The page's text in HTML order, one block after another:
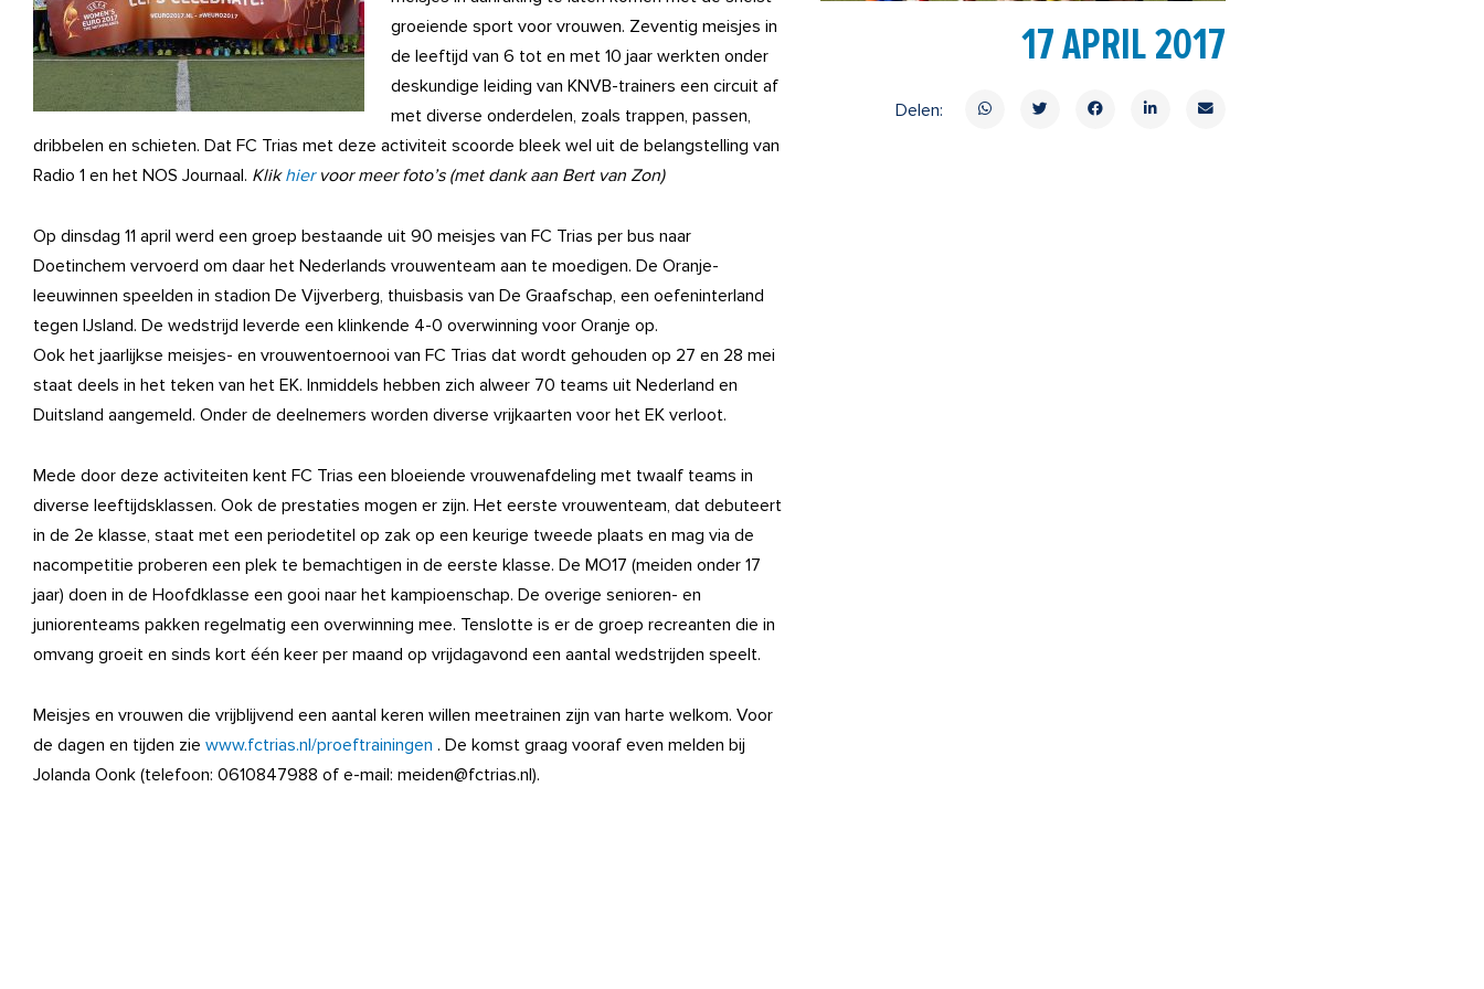
groeiende sport voor vrouwen. Zeventig meisjes in
de leeftijd van 6 tot en met 10 jaar werkten onder
deskundige leiding van KNVB-trainers een circuit af
met diverse onderdelen, zoals trappen, passen,
dribbelen en schieten. Dat FC Trias met deze activiteit scoorde bleek wel uit de belangstelling van
Radio 1 en het NOS Journaal. Klikhiervoor meer foto’s (met dank aan Bert van Zon)
Op dinsdag 11 april werd een groep bestaande uit 90 meisjes van FC Trias per bus naar
Doetinchem vervoerd om daar het Nederlands vrouwenteam aan te moedigen. De Oranje-
leeuwinnen speelden in stadion De Vijverberg, thuisbasis van De Graafschap, een oefeninterland
tegen IJsland. De wedstrijd leverde een klinkende 4-0 overwinning voor Oranje op.
Ook het jaarlijkse meisjes- en vrouwentoernooi van FC Trias dat wordt gehouden op 27 en 28 mei
staat deels in het teken van het EK. Inmiddels hebben zich alweer 70 teams uit Nederland en
Duitsland aangemeld. Onder de deelnemers worden diverse vrijkaarten voor het EK verloot.
Mede door deze activiteiten kent FC Trias een bloeiende vrouwenafdeling met twaalf teams in
diverse leeftijdsklassen. Ook de prestaties mogen er zijn. Het eerste vrouwenteam, dat debuteert
in de 2e klasse, staat met een periodetitel op zak op een keurige tweede plaats en mag via de
nacompetitie proberen een plek te bemachtigen in de eerste klasse. De MO17 (meiden onder 17
jaar) doen in de Hoofdklasse een gooi naar het kampioenschap. De overige senioren- en
juniorenteams pakken regelmatig een overwinning mee. Tenslotte is er de groep recreanten die in
omvang groeit en sinds kort één keer per maand op vrijdagavond een aantal wedstrijden speelt.
Meisjes en vrouwen die vrijblijvend een aantal keren willen meetrainen zijn van harte welkom. Voor
de dagen en tijden zie www.fctrias.nl/proeftrainingen . De komst graag vooraf even melden bij
Jolanda Oonk (telefoon: 0610847988 of e-mail: meiden@fctrias.nl).
17 APRIL 2017
Delen: